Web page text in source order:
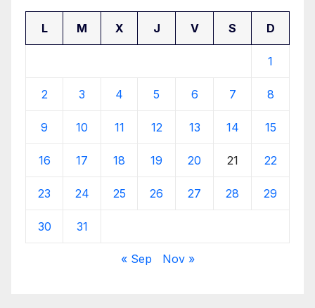
L M X J V S D
1
2 3 4 5 6 7 8
9 10 11 12 13 14 15
16 17 18 19 20 21 22
23 24 25 26 27 28 29
30 31
« Sep Nov »